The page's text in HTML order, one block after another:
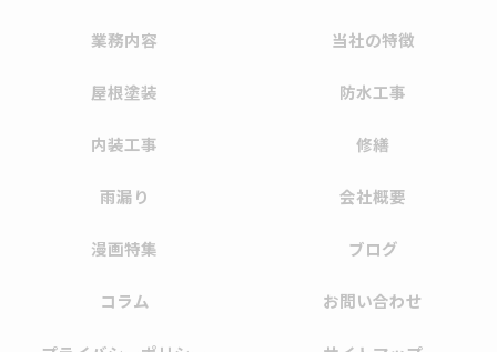
業務内容 当社の特徴
屋根塗装 防水工事
内装工事 修繕
雨漏り 会社概要
漫画特集 ブログ
コラム お問い合わせ